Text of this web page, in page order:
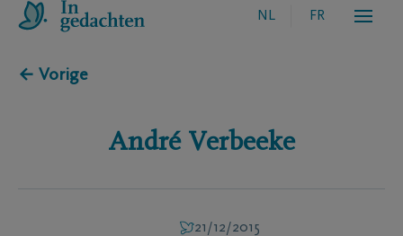
NL FR
← Vorige
André Verbeeke
21/12/2015